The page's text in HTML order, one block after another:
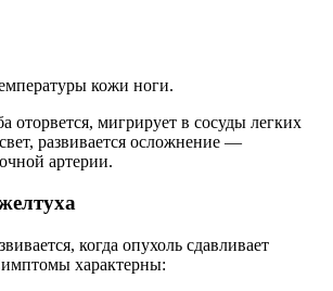
кожи ноги.
оторвется, мигрирует в сосуды легких
развивается осложнение —
артерии.
когда опухоль сдавливает
характерны: